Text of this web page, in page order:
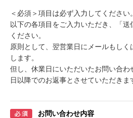
＜必須＞項目は必ず入力してください。
以下の各項目をご入力いただき、「
ください。
原則として、翌営業日にメールもし
します。
但し、休業日にいただいたお問い合
日以降でのお返事とさせていただきま
お問い合わせ内容